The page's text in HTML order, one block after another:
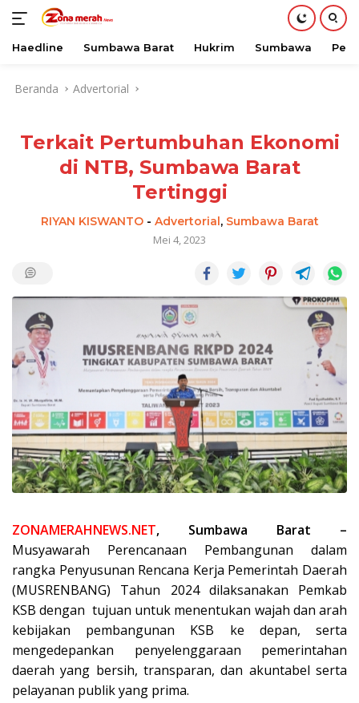
Haedline Sumbawa Barat Hukrim Sumbawa
Beranda Advertorial
Terkait Pertumbuhan Ekonomi
di NTB, Sumbawa Barat
Tertinggi
RIYAN KISWANTO- Advertorial, Sumbawa Barat
Mei 4, 2023
ZONAMERAHNEWS.NET, Sumbawa Barat –
Musyawarah Perencanaan Pembangunan dalam
rangka Penyusunan Rencana Kerja Pemerintah Daerah
(MUSRENBANG) Tahun 2024 dilaksanakan Pemkab
KSB dengan tujuan untuk menentukan wajah dan arah
kebijakan pembangunan KSB ke depan, serta
mengedepankan penyelenggaraan pemerintahan
daerah yang bersih, transparan, dan akuntabel serta
pelayanan publik yang prima.